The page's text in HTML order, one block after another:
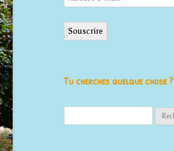
e-
mail
Souscrire
Tu cherches quelque chose ?